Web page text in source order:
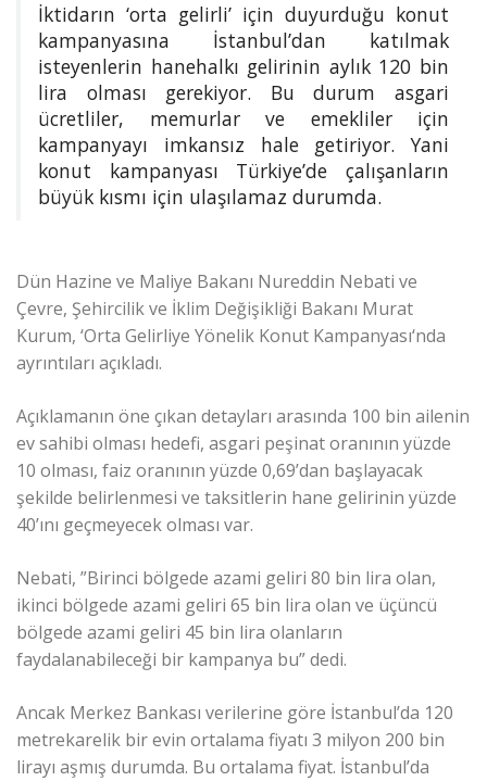
İktidarın ‘orta gelirli’ için duyurduğu konut
kampanyasına İstanbul’dan katılmak
isteyenlerin hanehalkı gelirinin aylık 120 bin
lira olması gerekiyor. Bu durum asgari
ücretliler, memurlar ve emekliler için
kampanyayı imkansız hale getiriyor. Yani
konut kampanyası Türkiye’de çalışanların
büyük kısmı için ulaşılamaz durumda.
Dün Hazine ve Maliye Bakanı Nureddin Nebati ve
Çevre, Şehircilik ve İklim Değişikliği Bakanı Murat
Kurum, ‘Orta Gelirliye Yönelik Konut Kampanyası‘nda
ayrıntıları açıkladı.
Açıklamanın öne çıkan detayları arasında 100 bin ailenin
ev sahibi olması hedefi, asgari peşinat oranının yüzde
10 olması, faiz oranının yüzde 0,69’dan başlayacak
şekilde belirlenmesi ve taksitlerin hane gelirinin yüzde
40’ını geçmeyecek olması var.
Nebati, ”Birinci bölgede azami geliri 80 bin lira olan,
ikinci bölgede azami geliri 65 bin lira olan ve üçüncü
bölgede azami geliri 45 bin lira olanların
faydalanabileceği bir kampanya bu” dedi.
Ancak Merkez Bankası verilerine göre İstanbul’da 120
metrekarelik bir evin ortalama fiyatı 3 milyon 200 bin
lirayı aşmış durumda. Bu ortalama fiyat. İstanbul’da